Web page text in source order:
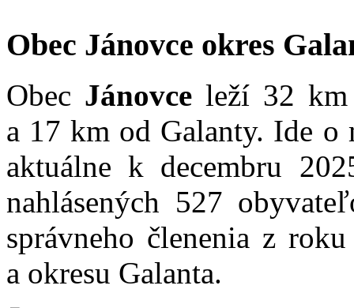
Obec Jánovce okres
Obec Jánovceleží 32 km
a 17 km od Galanty. Ide o
aktuálne k decembru
nahlásených 527
správneho členenia z
a okresu Galanta.